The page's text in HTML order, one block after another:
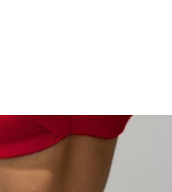
Ul.
Polska
PODMIOT
Fashiontex